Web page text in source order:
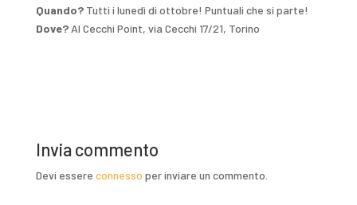
Quando?Tutti i lunedì di ottobre! Puntuali che si parte!
Dove?Al Cecchi Point, via Cecchi 17/21, Torino
Invia commento
Devi essere connesso per inviare un commento.